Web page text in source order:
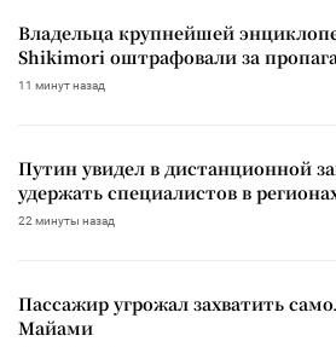
Владельца крупнейшей
Shikimori оштрафовали за
11 минут назад
Путин увидел в дистанционной
удержать специалистов в
22 минуты назад
Пассажир угрожал захватить
Майами